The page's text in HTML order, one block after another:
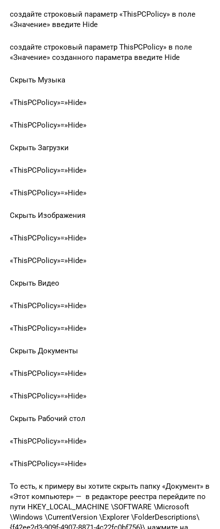
создайте строковый параметр «ThisPCPolicy» в поле
«Значение» введите Hide
создайте строковый параметр ThisPCPolicy» в поле
«Значение» созданного параметра введите Hide
Скрыть Музыка
«ThisPCPolicy»=»Hide»
«ThisPCPolicy»=»Hide»
Скрыть Загрузки
«ThisPCPolicy»=»Hide»
«ThisPCPolicy»=»Hide»
Скрыть Изображения
«ThisPCPolicy»=»Hide»
«ThisPCPolicy»=»Hide»
Скрыть Видео
«ThisPCPolicy»=»Hide»
«ThisPCPolicy»=»Hide»
Скрыть Документы
«ThisPCPolicy»=»Hide»
«ThisPCPolicy»=»Hide»
Скрыть Рабочий стол
«ThisPCPolicy»=»Hide»
«ThisPCPolicy»=»Hide»
То есть, к примеру вы хотите скрыть папку «Документ» в
«Этот компьютер» — в редакторе реестра перейдите по
пути HKEY_LOCAL_MACHINE \SOFTWARE \Microsoft
\Windows \CurrentVersion \Explorer \FolderDescriptions\